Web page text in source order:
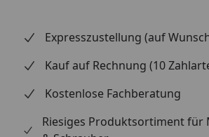
Expresszustellung (auf
Kauf auf Rechnung (10
Kostenlose Fachberatung
Riesiges Produktsortiment